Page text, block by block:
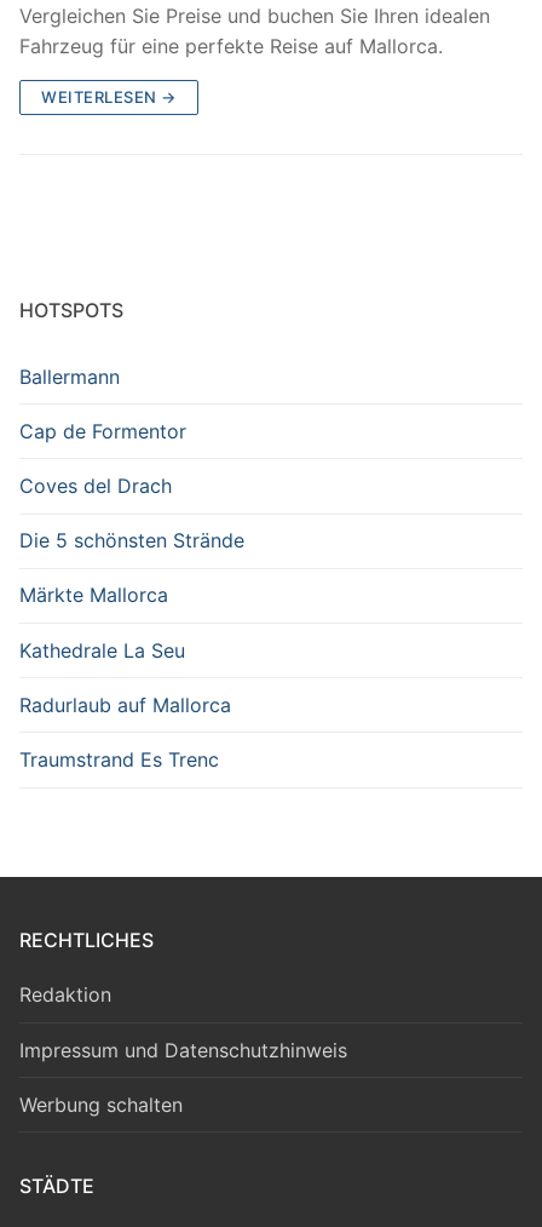
Vergleichen Sie Preise und buchen Sie Ihren idealen
Fahrzeug für eine perfekte Reise auf Mallorca.
WEITERLESEN →
HOTSPOTS
Ballermann
Cap de Formentor
Coves del Drach
Die 5 schönsten Strände
Märkte Mallorca
Kathedrale La Seu
Radurlaub auf Mallorca
Traumstrand Es Trenc
RECHTLICHES
Redaktion
Impressum und Datenschutzhinweis
Werbung schalten
STÄDTE